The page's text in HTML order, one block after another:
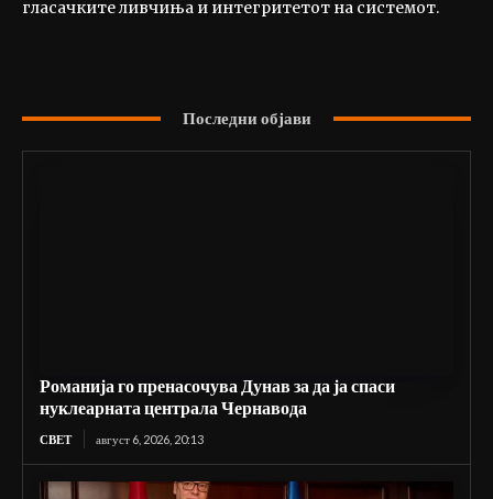
гласачките ливчиња и интегритетот на системот.
Последни објави
Романија го пренасочува Дунав за да ја спаси
нуклеарната централа Чернавода
СВЕТ август 6, 2026, 20:13